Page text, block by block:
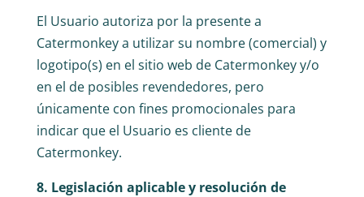
El Usuario autoriza por la presente a
Catermonkey a utilizar su nombre (comercial) y
logotipo(s) en el sitio web de Catermonkey y/o
en el de posibles revendedores, pero
únicamente con fines promocionales para
indicar que el Usuario es cliente de
Catermonkey.
8. Legislación aplicable y resolución de